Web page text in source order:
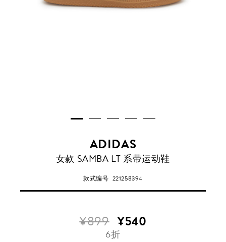
ADIDAS
女款 SAMBA LT 系带运动鞋
款式编号 221258394
¥899 ¥540
6折